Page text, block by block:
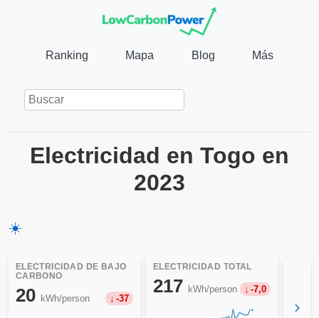
Ranking Mapa Blog Más
Electricidad en Togo en
2023
☀️
ELECTRICIDAD DE BAJO
CARBONO
20 kWh/person -37
ELECTRICIDAD TOTAL
217 kWh/person -7,0
›